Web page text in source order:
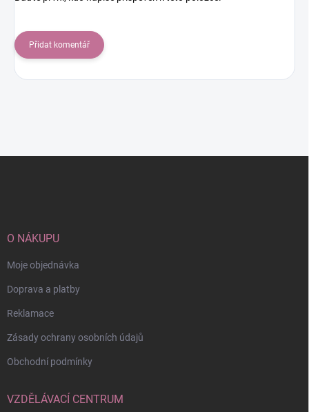
Přidat komentář
O NÁKUPU
Moje objednávka
Doprava a platby
Reklamace
Zásady ochrany osobních údajů
Obchodní podmínky
VZDĚLÁVACÍ CENTRUM